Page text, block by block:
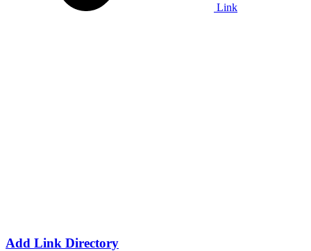
Link
Add Link Directory